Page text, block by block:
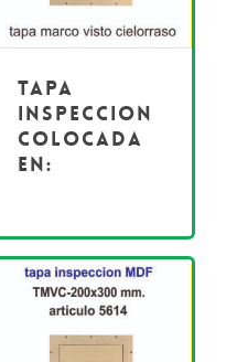
Tapa
inspeccion
colocada
en: